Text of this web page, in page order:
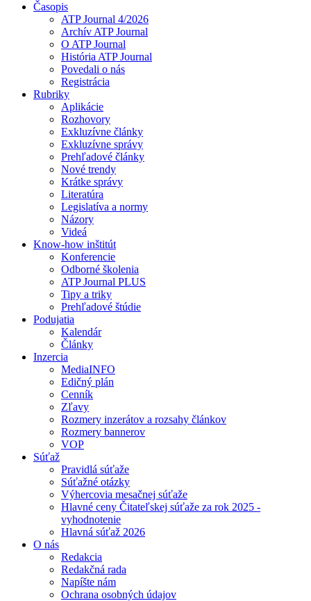
Časopis
ATP Journal 4/2026
Archív ATP Journal
O ATP Journal
História ATP Journal
Povedali o nás
Registrácia
Rubriky
Aplikácie
Rozhovory
Exkluzívne články
Exkluzívne správy
Prehľadové články
Nové trendy
Krátke správy
Literatúra
Legislatíva a normy
Názory
Videá
Know-how inštitút
Konferencie
Odborné školenia
ATP Journal PLUS
Tipy a triky
Prehľadové štúdie
Podujatia
Kalendár
Články
Inzercia
MediaINFO
Edičný plán
Cenník
Zľavy
Rozmery inzerátov a rozsahy článkov
Rozmery bannerov
VOP
Súťaž
Pravidlá súťaže
Súťažné otázky
Výhercovia mesačnej súťaže
Hlavné ceny Čitateľskej súťaže za rok 2025 -
vyhodnotenie
Hlavná súťaž 2026
O nás
Redakcia
Redakčná rada
Napíšte nám
Ochrana osobných údajov